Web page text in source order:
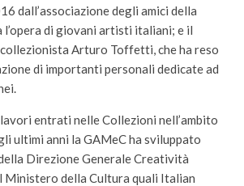
dall’associazione degli amici della
l’opera di giovani artisti italiani; e il
Arturo Toffetti, che ha reso
di importanti personali dedicate ad
entrati nelle Collezioni nell’ambito
ultimi anni la GAMeC ha sviluppato
Direzione Generale Creatività
Ministero della Cultura quali Italian